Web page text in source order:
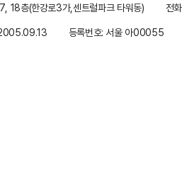
18층(한강로3가,센트럴파크 타워동)
전
등록번호: 서울 아00055